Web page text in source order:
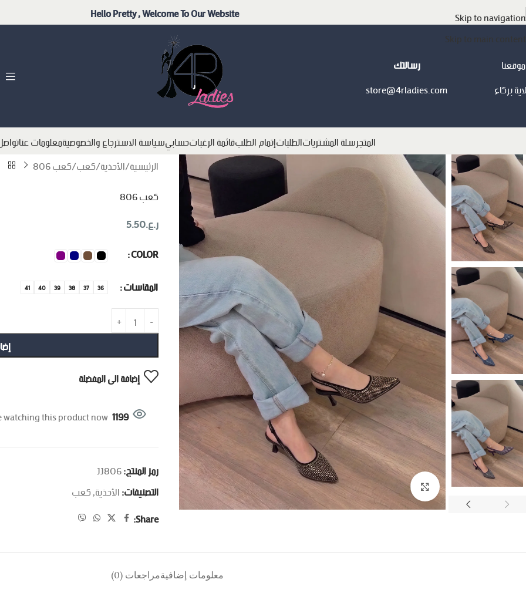
Skip to navigation
Skip to main content
Hello Pretty , Welcome To Our Website
موقعنا
بركاء
رسالتك
store@4rladies.com
المتجرسلة المشترياتالطلباتإتمام الطلبقائمة الرغباتحسابيسياسة الاسترجاع والخصوصيةمعلومات عنا
اضغط للتكبير
الرئيسية الأحذية كعب كعب 806
كعب 806
ر.ع.5.50
COLOR
المقاسات
36
37
38
39
40
41
إضافة الى المفضلة
1199
watching this product now!
رمز المنتج:JJ806
التصنيفات:الأحذية,كعب
Share:
معلومات إضافيةمراجعات (0)